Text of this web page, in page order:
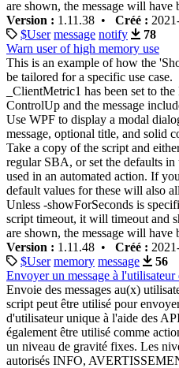
are shown, the message will have
Version : 1.11.38 • Créé :
$User message notify
78
Warn user of high memory use
This is an example of how the
be tailored for a specific use case.
_ClientMetric1 has been set to
ControlUp and the message
Use WPF to display a modal
message, optional title, and solid
Take a copy of the script and
regular SBA, or set the defaults
used in an automated action. If
default values for these will also
Unless -showForSeconds is
script timeout, it will timeout and
are shown, the message will have
Version : 1.11.48 • Créé :
$User memory message
56
Envoyer un message à
Envoie des messages au(x)
script peut être utilisé pour
d'utilisateur unique à l'aide des
également être utilisé comme
un niveau de gravité fixes. Les
autorisés INFO,